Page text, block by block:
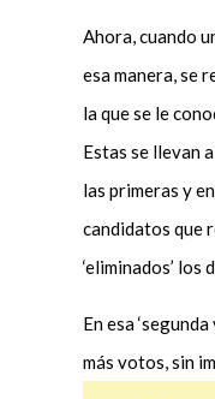
Ahora, cuando
esa manera, se
la que se le
Estas se llevan
las primeras y
candidatos que
‘eliminados’ los
En esa
más votos, sin